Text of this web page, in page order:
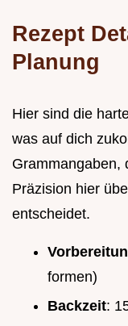
Rezept
Planung
Hier sind die
was auf dich
Grammangaben,
Präzision hier
entscheidet.
formen)
Backzeit: